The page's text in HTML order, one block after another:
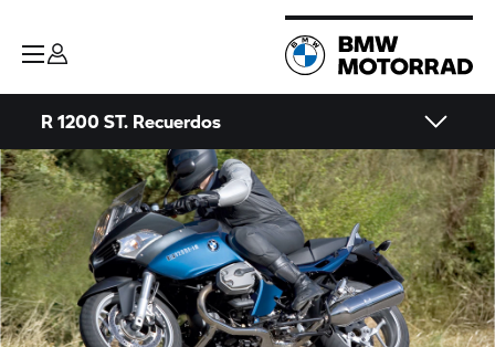
R 1200 ST. Recuerdos